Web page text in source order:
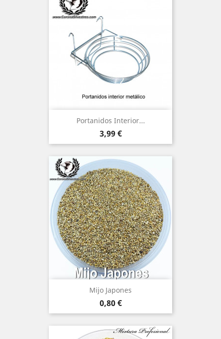
Portanidos Interior...
Precio
3,99 €
Mijo Japones
Precio
0,80 €